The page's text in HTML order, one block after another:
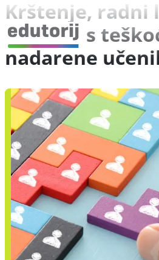
Krštenje, radni
učenike s
nadarene